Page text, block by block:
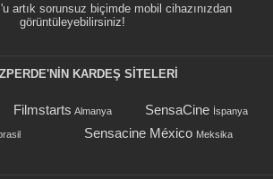
artık sorunsuz biçimde mobil cihazınızdan
görüntüleyebilirsiniz!
KARDEŞ SİTELERİ
Filmstarts Almanya SensaCine İspanya
Sensacine México Meksika